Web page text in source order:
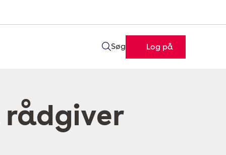
Søg Log på
rådgiver